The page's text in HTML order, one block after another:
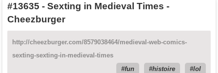
#13635 - Sexting in Medieval Times -
Cheezburger
http://cheezburger.com/8579038464/medieval-web-comics-
sexting-sexting-in-medieval-times
fun
histoire
lol